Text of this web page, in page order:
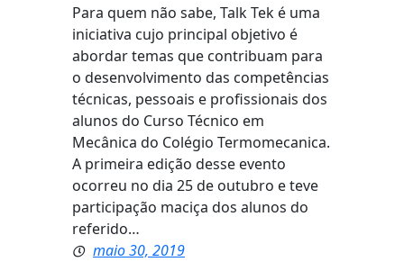
Para quem não sabe, Talk Tek é uma
iniciativa cujo principal objetivo é
abordar temas que contribuam para
o desenvolvimento das competências
técnicas, pessoais e profissionais dos
alunos do Curso Técnico em
Mecânica do Colégio Termomecanica.
A primeira edição desse evento
ocorreu no dia 25 de outubro e teve
participação maciça dos alunos do
referido…
maio 30, 2019